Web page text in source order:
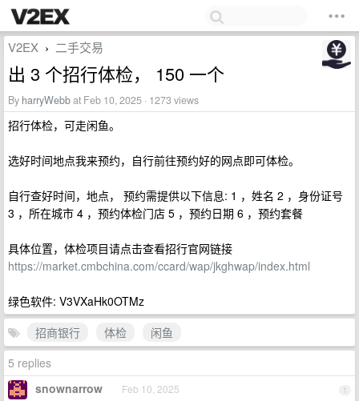
V2EX › 二手交易
出 3 个招行体检， 150 一个
By harryWebbat Feb 10, 2025 · 1273 views
招行体检，可走闲鱼。
选好时间地点我来预约，自行前往预约好的网点即可体检。
自行查好时间，地点， 预约需提供以下信息: 1 ，姓名 2 ，身份证号
3 ，所在城市 4 ，预约体检门店 5 ，预约日期 6 ，预约套餐
具体位置，体检项目请点击查看招行官网链接
https://market.cmbchina.com/ccard/wap/jkghwap/index.html
绿色软件: V3VXaHk0OTMz
招商银行
体检
闲鱼
5 replies
1
snownarrow Feb 10, 2025